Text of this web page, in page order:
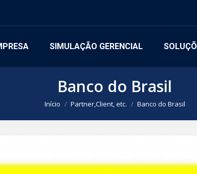
SIMULAÇÃO GERENCIAL
Banco do Brasil
Você está aqui:
Início Partner,Client, etc. Banco do Brasil